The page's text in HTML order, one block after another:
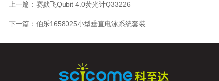
上一篇： 赛默飞Qubit 4.0荧光计Q33226
下一篇： 伯乐1658025小型垂直电泳系统套装